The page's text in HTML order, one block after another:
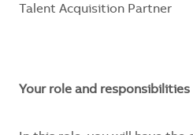
Talent Acquisition Partner
Your role and responsibilities